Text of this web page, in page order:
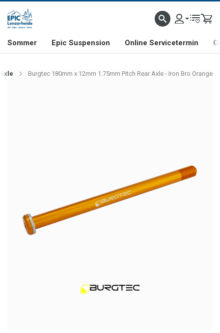
& FREERIDE-SPEZIALIST SCHWEIZER FIRMA SHOP & SHOWROOM IN
Sommer Epic Suspension Online Servicetermin
Burgtec 180mm x 12mm 1.75mm Pitch Rear Axle - Iron Bro Orange